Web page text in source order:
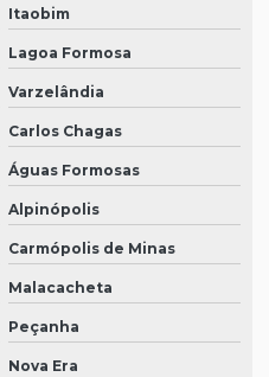
Itaobim
Lagoa Formosa
Varzelândia
Carlos Chagas
Águas Formosas
Alpinópolis
Carmópolis de Minas
Malacacheta
Peçanha
Nova Era